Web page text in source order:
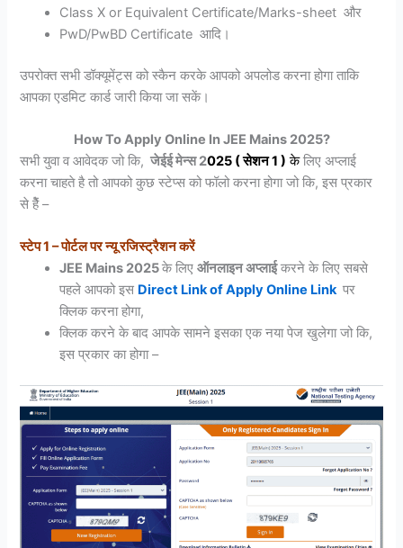
Class X or Equivalent Certificate/Marks-sheet और
PwD/PwBD Certificate आदि।
उपरोक्त सभी डॉक्यूमेंट्स को स्कैन करके आपको अपलोड करना होगा ताकि
आपका एडमिट कार्ड जारी किया जा सकें।
How To Apply Online In JEE Mains 2025?
सभी युवा व आवेदक जो कि, जेईई मेन्स 2025 (सेशन1 ) केलिए अप्लाई
करना चाहते है तो आपको कुछ स्टेप्स को फॉलो करना होगा जो कि, इस प्रकार
से हैें –
स्टेप 1 – पोर्टल पर न्यू रजिस्ट्रैशन करें
JEE Mains 2025के लिएऑनलाइन अप्लाईकरने के लिए सबसे
पहले आपको इस Direct Link of Apply Online Link पर
क्लिक करना होगा,
क्लिक करने के बाद आपके सामने इसका एक नया पेज खुलेगा जो कि,
इस प्रकार का होगा –